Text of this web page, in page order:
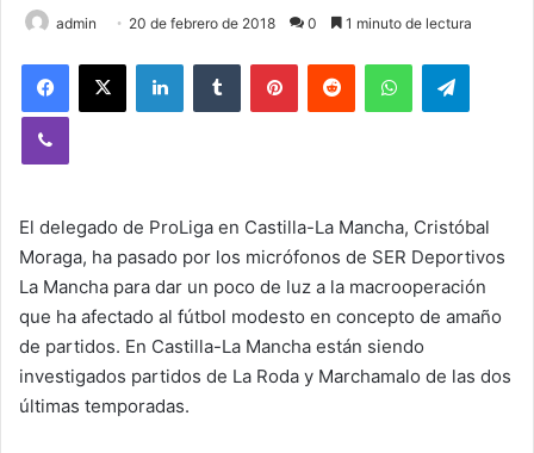
admin 20 de febrero de 2018 0 1 minuto de lectura
El delegado de ProLiga en Castilla-La Mancha, Cristóbal
Moraga, ha pasado por los micrófonos de SER Deportivos
La Mancha para dar un poco de luz a la macrooperación
que ha afectado al fútbol modesto en concepto de amaño
de partidos. En Castilla-La Mancha están siendo
investigados partidos de La Roda y Marchamalo de las dos
últimas temporadas.